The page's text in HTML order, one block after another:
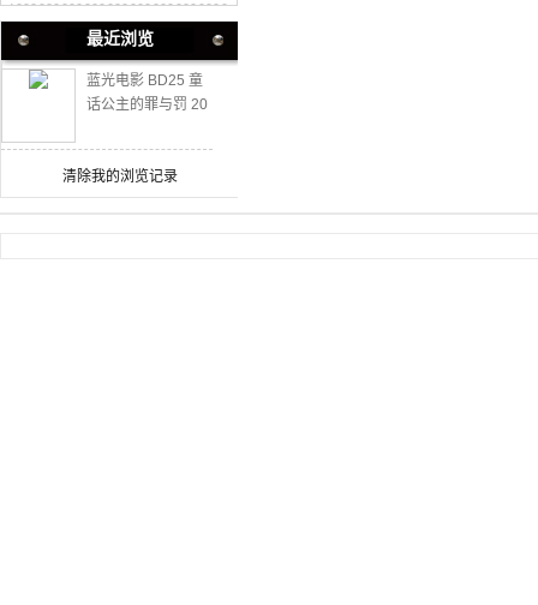
最近浏览
蓝光电影 BD25 童
话公主的罪与罚 20
录片
清除我的浏览记录